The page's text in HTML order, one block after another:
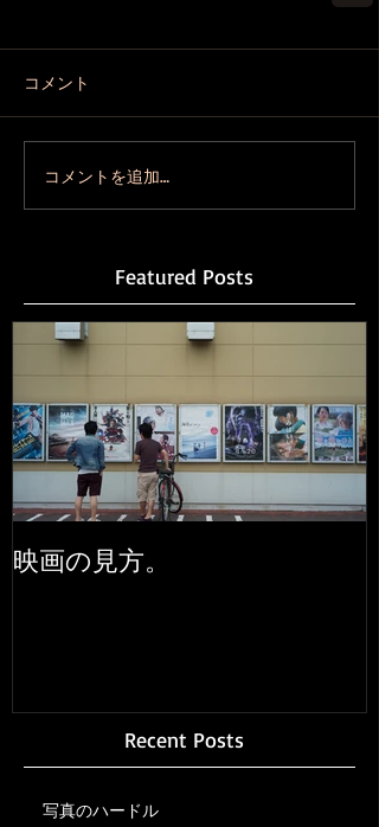
コメント
コメントを追加…
Featured Posts
映画の見方。
Recent Posts
写真のハードル